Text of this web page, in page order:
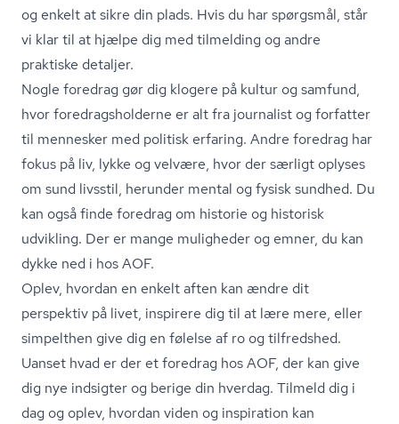
og enkelt at sikre din plads. Hvis du har spørgsmål, står
vi klar til at hjælpe dig med tilmelding og andre
praktiske detaljer.
Nogle foredrag gør dig klogere på kultur og samfund,
hvor fored­rags­hol­der­ne er alt fra journalist og forfatter
til mennesker med politisk erfaring. Andre foredrag har
fokus på liv, lykke og velvære, hvor der særligt oplyses
om sund livsstil, herunder mental og fysisk sundhed. Du
kan også finde foredrag om historie og historisk
udvikling. Der er mange muligheder og emner, du kan
dykke ned i hos AOF.
Oplev, hvordan en enkelt aften kan ændre dit
perspektiv på livet, inspirere dig til at lære mere, eller
simpelthen give dig en følelse af ro og tilfredshed.
Uanset hvad er der et foredrag hos AOF, der kan give
dig nye indsigter og berige din hverdag. Tilmeld dig i
dag og oplev, hvordan viden og inspiration kan